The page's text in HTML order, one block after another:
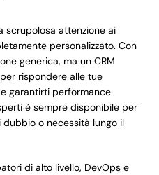
scrupolosa attenzione ai
personalizzato. Con
generica, ma un CRM
rispondere alle tue
garantirti performance
è sempre disponibile per
o necessità lungo il
di alto livello, DevOps e